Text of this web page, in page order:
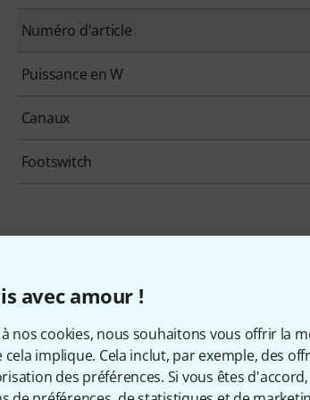
avec amour !
à nos cookies, nous souhaitons vous offrir la
cela implique. Cela inclut, par exemple, des
des préférences. Si vous êtes
Numéro d'article
Puissance en W
Canaux
Footswitch
ont regardé ce